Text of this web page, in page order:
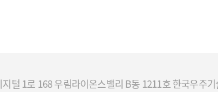
털 1로 168 우림라이온스밸리 B동 1211호 한국우주